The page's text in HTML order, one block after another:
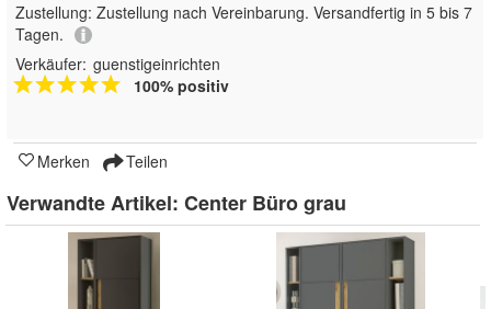
Zustellung: Zustellung nach Vereinbarung. Versandfertig in 5 bis 7
Tagen.
Verkäufer: guenstigeinrichten
100% positiv
Merken Teilen
Verwandte Artikel: Center Büro grau